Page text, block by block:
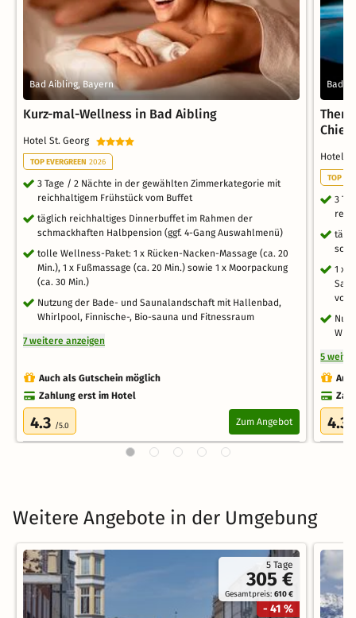
Bad Aibling, Bayern
Kurz-mal-Wellness in Bad Aibling
Hotel St. Georg
TOP EVERGREEN 2026
3 Tage / 2 Nächte in der gewählten Zimmerkategorie mit
reichhaltigem Frühstück vom Buffet
täglich reichhaltiges Dinnerbuffet im Rahmen der
schmackhaften Halbpension (ggf. 4-Gang Auswahlmenü)
tolle Wellness-Paket: 1 x Rücken-Nacken-Massage (ca. 20
Min.), 1 x Fußmassage (ca. 20 Min.) sowie 1 x Moorpackung
(ca. 30 Min.)
Nutzung der Bade- und Saunalandschaft mit Hallenbad,
Whirlpool, Finnische-, Bio-sauna und Fitnessraum
7 weitere anzeigen
Auch als Gutschein möglich
Zahlung erst im Hotel
4.3 /5.0 Zum Angebot
Bad
Hotel
TOP
3
1 x
von
5
4.3
Weitere Angebote in der Umgebung
5 Tage
305 €
Gesamtpreis:610 €
- 41 %